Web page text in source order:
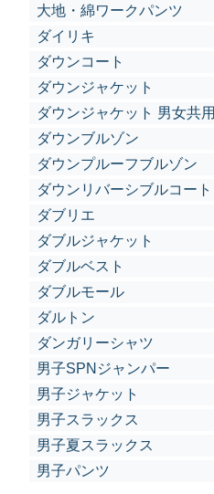
大地・綿ワークパンツ
ダイリキ
ダウンコート
ダウンジャケット
ダウンジャケット 男女共用
ダウンブルゾン
ダウンプルーフブルゾン
ダウンリバーシブルコート
ダブリエ
ダブルジャケット
ダブルベスト
ダブルモール
ダルトン
ダンガリーシャツ
男子SPNジャンパー
男子ジャケット
男子スラックス
男子夏スラックス
男子パンツ